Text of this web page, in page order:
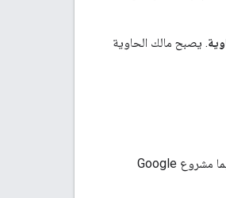
. يصبح مالك الحاوية
الموارد هي عناصر مرتبطة بمشروعك ولكنها مستقلة عن رمزه. يوضّح هذا القسم كيف يؤثّر التعاون في مشروع على موارده، لا سيما مشروع Google